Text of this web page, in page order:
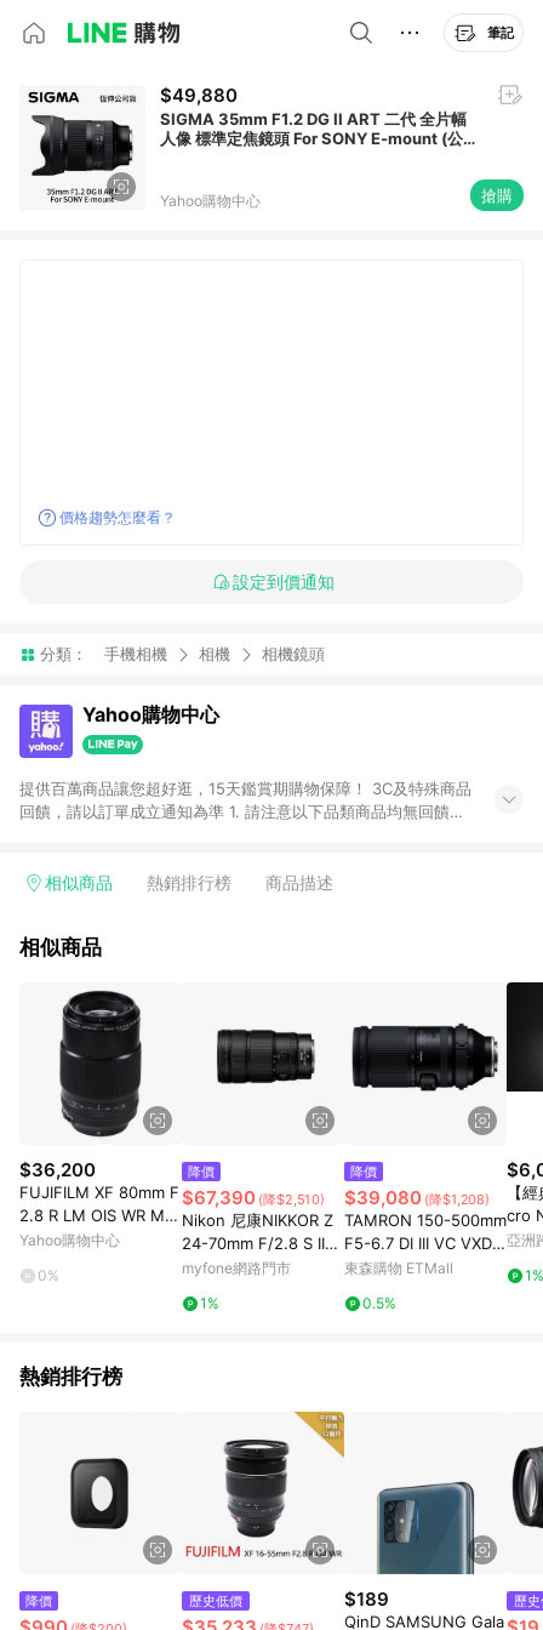
筆記
$49,880
SIGMA 35mm F1.2 DG II ART 二代 全片幅
人像 標準定焦鏡頭 For SONY E-mount (公司
Yahoo購物中心 搶購
價格趨勢怎麼看？
設定到價通知
分類： 手機相機 相機 相機鏡頭
Yahoo購物中心
提供百萬商品讓您超好逛，15天鑑賞期購物保障！ 3C及特殊商品
回饋，請以訂單成立通知為準 1. 請注意以下品類商品均無回饋：
電玩/遊戲/相機/單眼/鏡頭/拍立得 [2024/6/1起適用] -內接硬
的購回饋活動享Yahoo超贈點回饋者 - 購物中心商店之商品：商
3. 訂單回饋金額將扣除運費/購物金/超贈點/福利金/紅利折抵/折
價券等虛擬貨幣折抵 4. 大宗採購或批發轉賣不具回饋資格： 如
有相關事證認定您為大宗採購、批發轉賣而非最終消費使用者，
相關認定以Yahoo購物中心之認定為準
相似商品 熱銷排行榜 商品描述
相似商品
$36,200
FUJIFILM XF 80mm F
2.8 R LM OIS WR Mac
ro鏡頭/公司貨
Yahoo購物中心
0%
降價
$67,390 (降$2,510)
Nikon 尼康NIKKOR Z
24-70mm F/2.8 S II
恆定光圈標準變焦鏡 平
myfone網路門市
1%
降價
$39,080 (降$1,208)
TAMRON 150-500mm
F5-6.7 DI III VC VXD
A057 騰龍 公司貨 FO
東森購物 ETMall
0.5%
【
cro
亞洲
1%
熱銷排行榜
降價 歷史低價 $189
QinD SAMSUNG Gala
歷